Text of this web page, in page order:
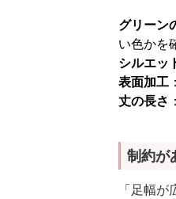
グリーン
い色かを
シルエッ
表面加工
丈の長さ
制約が
「足幅